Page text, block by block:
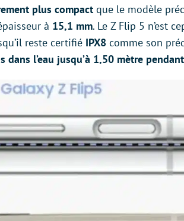
plus compact que le modèle
à 15,1 mm. Le Z Flip 5 n’est
reste certifié IPX8 comme son
dans l’eau jusqu’à 1,50 mètre